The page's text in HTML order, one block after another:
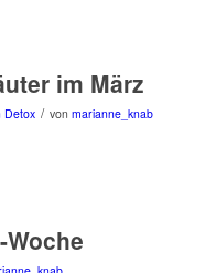
im März
Detox / von marianne_knab
Woche